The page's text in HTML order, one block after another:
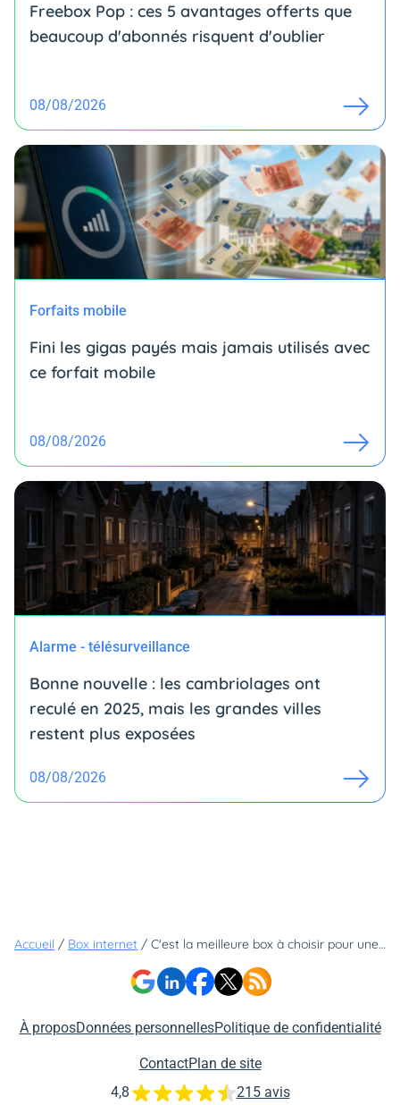
Freebox Pop : ces 5 avantages offerts que
beaucoup d'abonnés risquent d'oublier
08/08/2026
Forfaits mobile
Fini les gigas payés mais jamais utilisés avec
ce forfait mobile
08/08/2026
Alarme - télésurveillance
Bonne nouvelle : les cambriolages ont
reculé en 2025, mais les grandes villes
restent plus exposées
08/08/2026
Accueil / Box internet / C'est la meilleure box à choisir pour une connexion Wi-Fi optimale - une offre sans engagement, ni hausse de prix
À proposDonnées personnellesPolitique de confidentialité
ContactPlan de site
4,8
215 avis